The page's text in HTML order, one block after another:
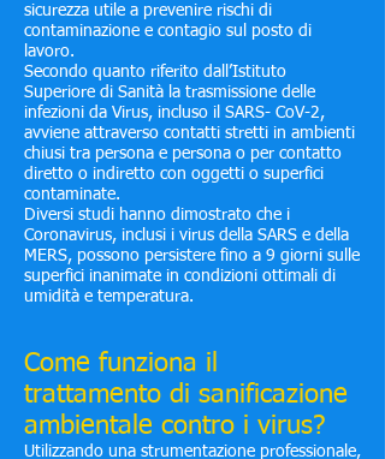
sicurezza utile a prevenire rischi di
contaminazione e contagio sul posto di
lavoro.
Secondo quanto riferito dall’Istituto
Superiore di Sanità la trasmissione delle
infezioni da Virus, incluso il SARS- CoV-2,
avviene attraverso contatti stretti in ambienti
chiusi tra persona e persona o per contatto
diretto o indiretto con oggetti o superfici
contaminate.
Diversi studi hanno dimostrato che i
Coronavirus, inclusi i virus della SARS e della
MERS, possono persistere fino a 9 giorni sulle
superfici inanimate in condizioni ottimali di
umidità e temperatura.
Come funziona il
trattamento di sanificazione
ambientale contro i virus?
Utilizzando una strumentazione professionale,